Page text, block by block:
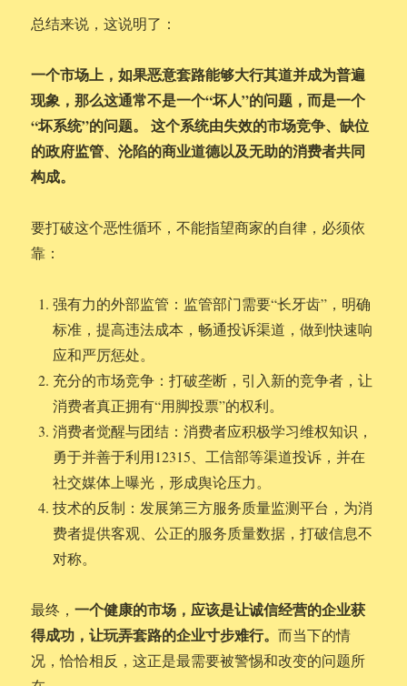
总结来说，这说明了：
一个市场上，如果恶意套路能够大行其道并成为普遍
现象，那么这通常不是一个“坏人”的问题，而是一个
“坏系统”的问题。 这个系统由失效的市场竞争、缺位
的政府监管、沦陷的商业道德以及无助的消费者共同
构成。
要打破这个恶性循环，不能指望商家的自律，必须依
靠：
强有力的外部监管：监管部门需要“长牙齿”，明确
标准，提高违法成本，畅通投诉渠道，做到快速响
应和严厉惩处。
充分的市场竞争：打破垄断，引入新的竞争者，让
消费者真正拥有“用脚投票”的权利。
消费者觉醒与团结：消费者应积极学习维权知识，
勇于并善于利用12315、工信部等渠道投诉，并在
社交媒体上曝光，形成舆论压力。
技术的反制：发展第三方服务质量监测平台，为消
费者提供客观、公正的服务质量数据，打破信息不
对称。
最终，一个健康的市场，应该是让诚信经营的企业获
得成功，让玩弄套路的企业寸步难行。而当下的情
况，恰恰相反，这正是最需要被警惕和改变的问题所